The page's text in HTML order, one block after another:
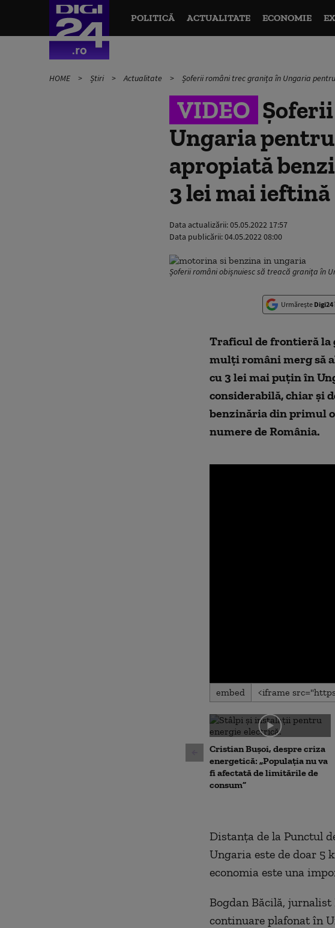
POLITICĂ ACTUALITATE ECONOMIE
HOME Știri Actualitate Șoferii români trec granița în Ungaria
VIDEO
Ungaria pentru
apropiată
3 lei mai ieftină
Data actualizării:05.05.2022 17:57
Data publicării:04.05.2022 08:00
Șoferii români obișnuiesc să treacă granița în
Urmărește Digi24
Traficul de frontieră la
mulți români merg să
cu 3 lei mai puțin în
considerabilă, chiar și
benzinăria din primul
numere de România.
0
seconds
0
seconds Volume
90%
embed
Cristian Bușoi, despre criza
energetică: „Populația nu va
fi afectată de limitările de
consum”
Distanța de la Punctul
Ungaria este de doar 5
economia este una
Bogdan Băcilă,
continuare plafonat în